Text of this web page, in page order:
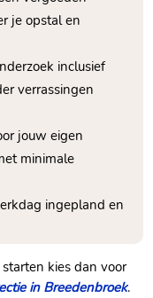
je opstal en
inclusief
verrassingen
jouw eigen
minimale
ingepland en
kies dan voor
in Breedenbroek.​